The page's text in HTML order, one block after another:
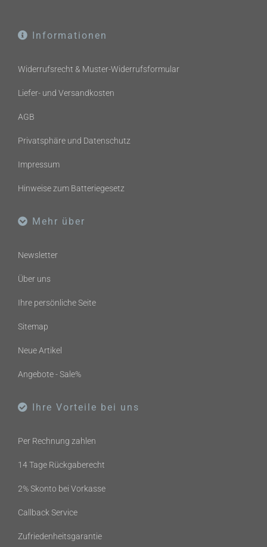
Informationen
Widerrufsrecht & Muster-Widerrufsformular
Liefer- und Versandkosten
AGB
Privatsphäre und Datenschutz
Impressum
Hinweise zum Batteriegesetz
Mehr über
Newsletter
Über uns
Ihre persönliche Seite
Sitemap
Neue Artikel
Angebote - Sale%
Ihre Vorteile bei uns
Per Rechnung zahlen
14 Tage Rückgaberecht
2% Skonto bei Vorkasse
Callback Service
Zufriedenheitsgarantie